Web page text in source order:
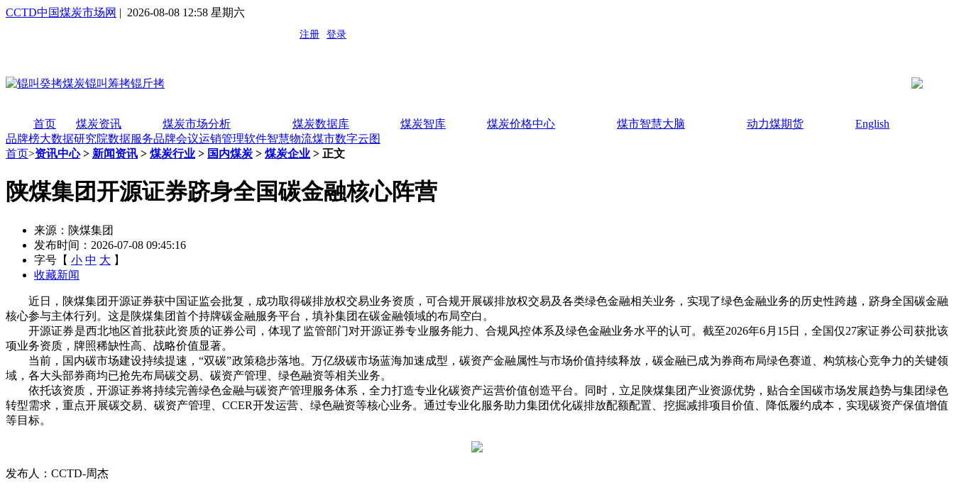
CCTD中国煤炭市场网 | 2026-08-08 12:58 星期六
首页 煤炭资讯 煤炭市场分析 煤炭数据库 煤炭智库 煤炭价格中心 煤市智慧大脑 动力煤期货
English
品牌榜大数据研究院数据服务品牌会议运销管理软件智慧物流煤市数字云图
首页>资讯中心> 新闻资讯 > 煤炭行业 > 国内煤炭 > 煤炭企业 > 正文
陕煤集团开源证券跻身全国碳金融核心阵营
来源：陕煤集团
发布时间：2026-07-08 09:45:16
字号【 小 中 大 】
收藏新闻
近日，陕煤集团开源证券获中国证监会批复，成功取得碳排放权交易业务资质，可合规开展碳排放权交易及各类绿色金融相关业务，实现了绿色金融业务的历史性跨越，跻身全国碳金融
核心参与主体行列。这是陕煤集团首个持牌碳金融服务平台，填补集团在碳金融领域的布局空白。
开源证券是西北地区首批获此资质的证券公司，体现了监管部门对开源证券专业服务能力、合规风控体系及绿色金融业务水平的认可。截至2026年6月15日，全国仅27家证券公司获批该
项业务资质，牌照稀缺性高、战略价值显著。
当前，国内碳市场建设持续提速，“双碳”政策稳步落地。万亿级碳市场蓝海加速成型，碳资产金融属性与市场价值持续释放，碳金融已成为券商布局绿色赛道、构筑核心竞争力的关键领
域，各大头部券商均已抢先布局碳交易、碳资产管理、绿色融资等相关业务。
依托该资质，开源证券将持续完善绿色金融与碳资产管理服务体系，全力打造专业化碳资产运营价值创造平台。同时，立足陕煤集团产业资源优势，贴合全国碳市场发展趋势与集团绿色
转型需求，重点开展碳交易、碳资产管理、CCER开发运营、绿色融资等核心业务。通过专业化服务助力集团优化碳排放配额配置、挖掘减排项目价值、降低履约成本，实现碳资产保值增值
等目标。
发布人：CCTD-周杰